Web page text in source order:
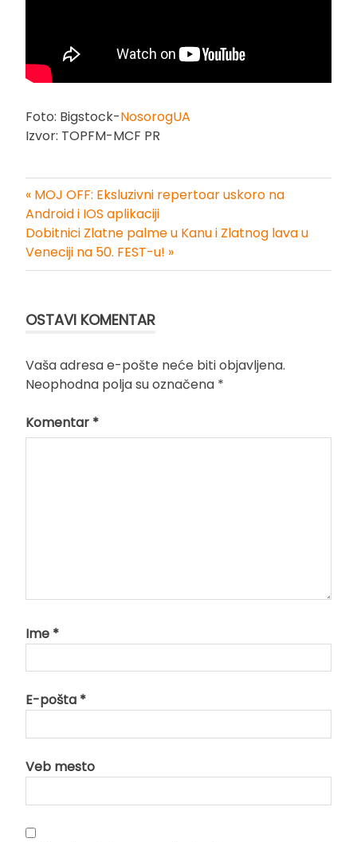
Foto: Bigstock-NosorogUA
Izvor: TOPFM-MCF PR
Kretanje
članka
« MOJ OFF: Eksluzivni repertoar uskoro na
Android i IOS aplikaciji
Dobitnici Zlatne palme u Kanu i Zlatnog lava u
Veneciji na 50. FEST-u! »
OSTAVI KOMENTAR
Vaša adresa e-pošte neće biti objavljena.
Neophodna polja su označena *
Komentar *
Ime *
E-pošta *
Veb mesto